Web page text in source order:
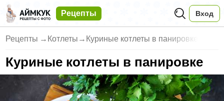
Рецепты Вход
Рецепты → Котлеты → Куриные котлеты в панировке
Куриные котлеты в панировке